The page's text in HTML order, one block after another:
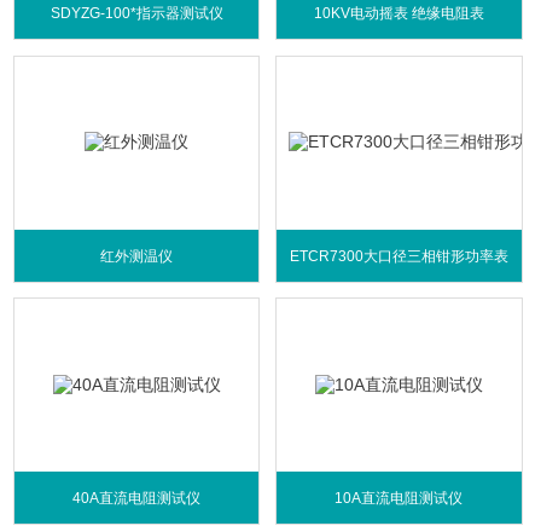
SDYZG-100*指示器测试仪 10KV电动摇表 绝缘电阻表
红外测温仪 ETCR7300大口径三相钳形功率表
40A直流电阻测试仪 10A直流电阻测试仪